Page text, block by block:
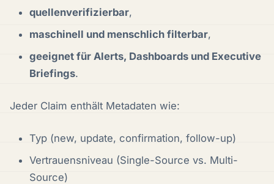
quellenverifizierbar,
maschinell und menschlich filterbar,
geeignet für Alerts, Dashboards und Executive
Briefings.
Jeder Claim enthält Metadaten wie:
Typ (new, update, confirmation, follow-up)
Vertrauensniveau (Single-Source vs. Multi-
Source)